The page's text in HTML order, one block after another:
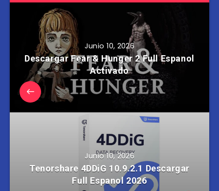
Junio 10, 2026
Descargar Fear & Hunger 2 Full Espanol
Activado
Junio 10, 2026
Tenorshare 4DDiG 10.9.2.1 Descargar
Full Espanol 2026